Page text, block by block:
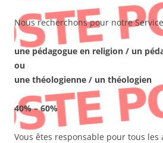
Nous recherchons pour notre
une pédagogue en religion / un
ou
une théologienne / un théologien
40% – 60%
Vous êtes responsable pour tous les